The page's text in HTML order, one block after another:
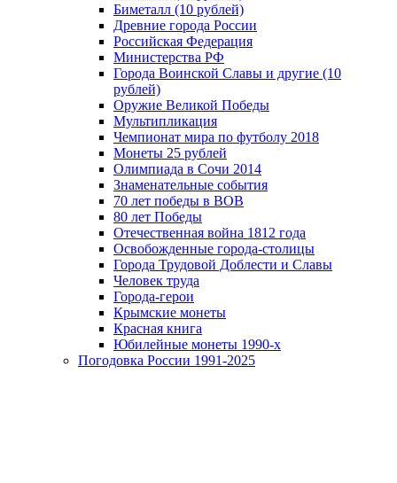
Биметалл (10 рублей)
Древние города России
Российская Федерация
Министерства РФ
Города Воинской Славы и другие (10
рублей)
Оружие Великой Победы
Мультипликация
Чемпионат мира по футболу 2018
Монеты 25 рублей
Олимпиада в Сочи 2014
Знаменательные события
70 лет победы в ВОВ
80 лет Победы
Отечественная война 1812 года
Освобожденные города-столицы
Города Трудовой Доблести и Славы
Человек труда
Города-герои
Крымские монеты
Красная книга
Юбилейные монеты 1990-х
Погодовка России 1991-2025